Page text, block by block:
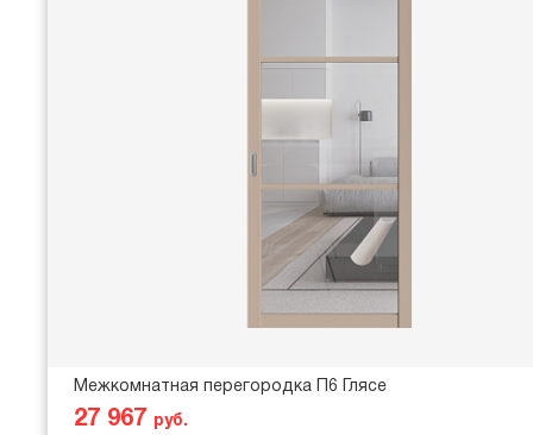
Межкомнатная перегородка П6 Глясе
27 967 руб.